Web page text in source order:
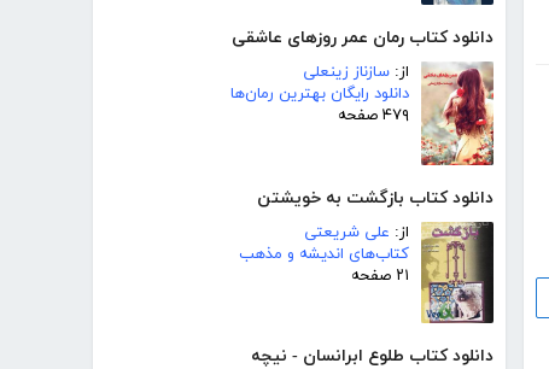
دانلود کتاب رمان عمر روزهای عاشقی
از: سازناز زینعلی
دانلود رایگان بهترین رمان‌ها
۴۷۹ صفحه
دانلود کتاب بازگشت به خویشتن
از: علی شریعتی
کتاب‌های اندیشه و مذهب
۲۱ صفحه
دانلود کتاب طلوع ابرانسان - نیچه